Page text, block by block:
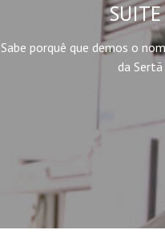
Sabe porquê que demos o
da